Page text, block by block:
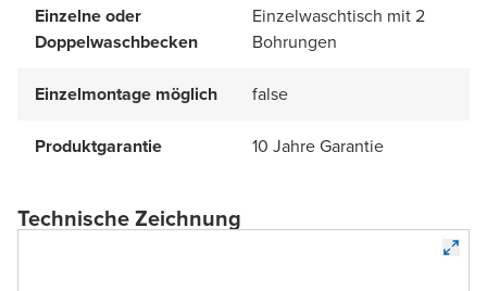
Einzelne oder
Doppelwaschbecken
Einzelwaschtisch mit 2
Bohrungen
Einzelmontage möglich false
Produktgarantie 10 Jahre Garantie
Technische Zeichnung